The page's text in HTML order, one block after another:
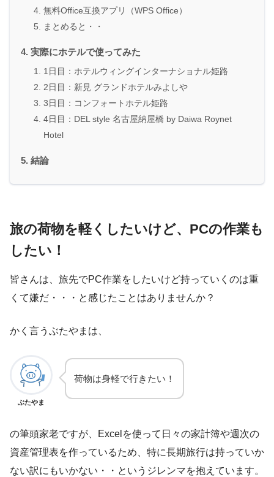
無料Office互換アプリ（WPS Office）
まとめると・・
実際にホテルで使ってみた
1日目：ホテルウィングインターナショナル姫路
2日目：新見 グランドホテルみよしや
3日目：コンフォートホテル姫路
4日目：DEL style 名古屋納屋橋 by Daiwa Roynet
Hotel
結論
旅の荷物を軽くしたいけど、PCの作業も
したい！
皆さんは、旅先でPC作業をしたいけど持っていくのは重
くて嫌だ・・・と感じたことはありませんか？
かく言うぶたやまは、
ぶたやま
荷物は身軽で行きたい！
の筆頭家老ですが、Excelを使って日々の家計簿や週次の
資産管理表を作っているため、特に長期旅行は持っていか
ない訳にもいかない・・というジレンマを抱えています。